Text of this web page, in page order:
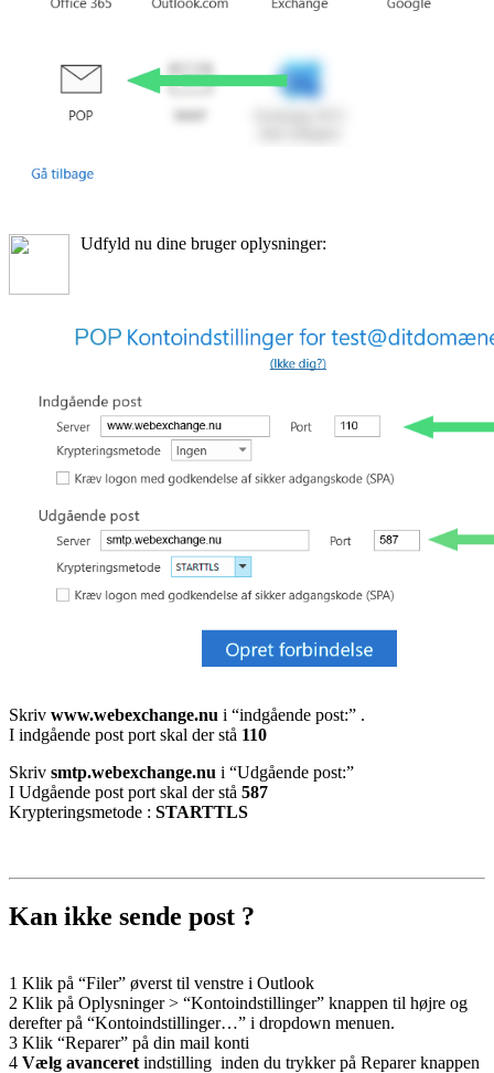
Udfyld nu dine bruger oplysninger:
Skriv www.webexchange.nu i “indgående post:” .
I indgående post port skal der stå 110
Skriv smtp.webexchange.nu i “Udgående post:”
I Udgående post port skal der stå 587
Krypteringsmetode : STARTTLS
Kan ikke sende post ?
1 Klik på “Filer” øverst til venstre i Outlook
2 Klik på Oplysninger > “Kontoindstillinger” knappen til højre og
derefter på “Kontoindstillinger…” i dropdown menuen.
3 Klik “Reparer” på din mail konti
4 Vælg avanceret indstilling inden du trykker på Reparer knappen